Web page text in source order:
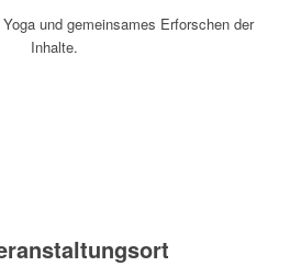
und gemeinsames Erforschen der
Inhalte.